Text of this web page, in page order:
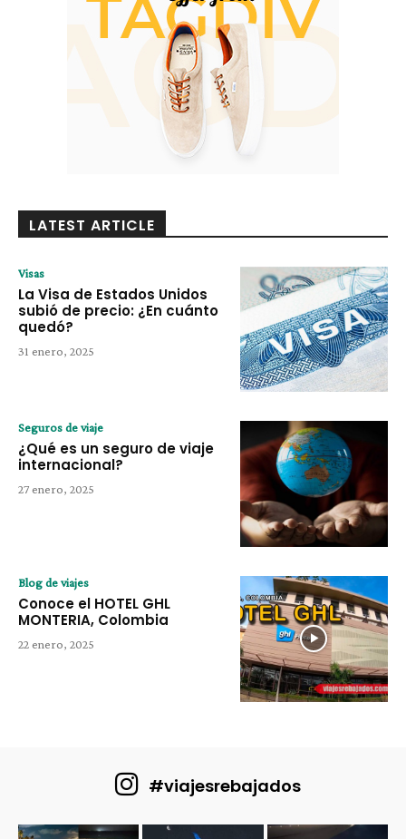
LATEST ARTICLE
Visas
La Visa de Estados Unidos
subió de precio: ¿En cuánto
quedó?
31 enero, 2025
Seguros de viaje
¿Qué es un seguro de viaje
internacional?
27 enero, 2025
Blog de viajes
Conoce el HOTEL GHL
MONTERIA, Colombia
22 enero, 2025
#viajesrebajados